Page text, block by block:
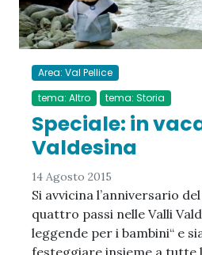
Area: Val Pellice
tema: Altro
tema: Storia
Speciale: in
Valdesina
14 Agosto 2015
Si avvicina l’anniversario
quattro passi nelle Valli
leggende per i bambini“ e